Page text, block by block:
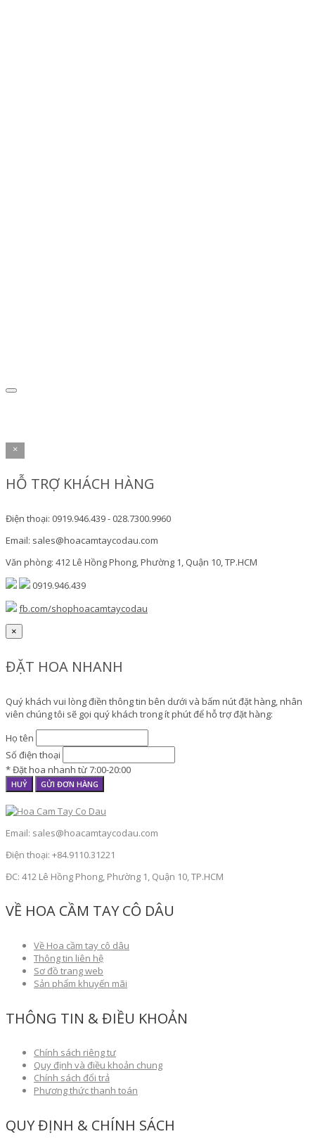
×
HỖ TRỢ KHÁCH HÀNG
Điện thoại: 0919.946.439 - 028.7300.9960
Email: sales@hoacamtaycodau.com
Văn phòng: 412 Lê Hồng Phong, Phường 1, Quận 10, TP.HCM
0919.946.439
fb.com/shophoacamtaycodau
×
ĐẶT HOA NHANH
Quý khách vui lòng điền thông tin bên dưới và bấm nút đặt hàng, nhân
viên chúng tôi sẽ gọi quý khách trong ít phút để hỗ trợ đặt hàng:
Họ tên
Số điện thoại
* Đặt hoa nhanh từ 7:00-20:00
HUỶ GỬI ĐƠN HÀNG
Email: sales@hoacamtaycodau.com
Điện thoại: +84.9110.31221
ĐC: 412 Lê Hồng Phong, Phường 1, Quận 10, TP.HCM
VỀ HOA CẦM TAY CÔ DÂU
Về Hoa cầm tay cô dâu
Thông tin liên hệ
Sơ đồ trang web
Sản phẩm khuyến mãi
THÔNG TIN & ĐIỀU KHOẢN
Chính sách riêng tư
Quy định và điều khoản chung
Chính sách đổi trả
Phương thức thanh toán
QUY ĐỊNH & CHÍNH SÁCH